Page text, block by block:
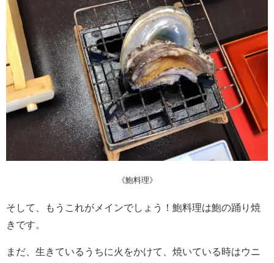
《鮑料理》
そして、もうこれがメインでしょう！鮑料理は鮑の踊り焼
きです。
まだ、生きているうちに火をかけて、焼いている時はウニ